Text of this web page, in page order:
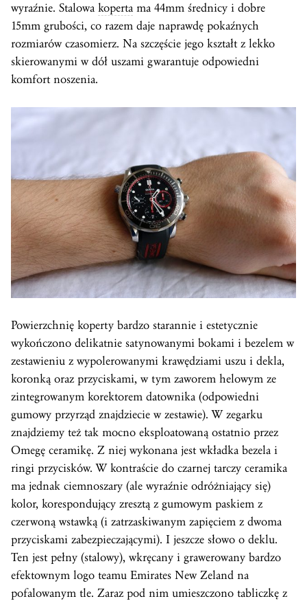
wyraźnie. Stalowa koperta ma 44mm średnicy i dobre
15mm grubości, co razem daje naprawdę pokaźnych
rozmiarów czasomierz. Na szczęście jego kształt z lekko
skierowanymi w dół uszami gwarantuje odpowiedni
komfort noszenia.
Powierzchnię koperty bardzo starannie i estetycznie
wykończono delikatnie satynowanymi bokami i bezelem w
zestawieniu z wypolerowanymi krawędziami uszu i dekla,
koronką oraz przyciskami, w tym zaworem helowym ze
zintegrowanym korektorem datownika (odpowiedni
gumowy przyrząd znajdziecie w zestawie). W zegarku
znajdziemy też tak mocno eksploatowaną ostatnio przez
Omegę ceramikę. Z niej wykonana jest wkładka bezela i
ringi przycisków. W kontraście do czarnej tarczy ceramika
ma jednak ciemnoszary (ale wyraźnie odróżniający się)
kolor, korespondujący zresztą z gumowym paskiem z
czerwoną wstawką (i zatrzaskiwanym zapięciem z dwoma
przyciskami zabezpieczającymi). I jeszcze słowo o deklu.
Ten jest pełny (stalowy), wkręcany i grawerowany bardzo
efektownym logo teamu Emirates New Zeland na
pofalowanym tle. Zaraz pod nim umieszczono tabliczkę z